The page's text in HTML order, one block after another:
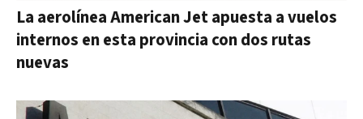
La aerolínea American Jet apuesta a vuelos
internos en esta provincia con dos rutas
nuevas